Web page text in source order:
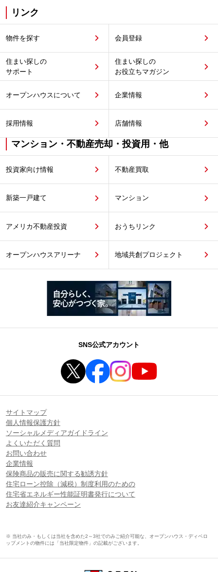
リンク
物件を探す 会員登録
住まい探しの
サポート
住まい探しの
お役立ちマガジン
オープンハウスについて 企業情報
採用情報 店舗情報
マンション・不動産売却・投資用・他
投資家向け情報 不動産買取
新築一戸建て マンション
アメリカ不動産投資 おうちリンク
オープンハウスアリーナ 地域共創プロジェクト
SNS公式アカウント
サイトマップ
個人情報保護方針
ソーシャルメディアガイドライン
よくいただく質問
お問い合わせ
企業情報
保険商品の販売に関する勧誘方針
住宅ローン控除（減税）制度利用のための
住宅省エネルギー性能証明書発行について
お友達紹介キャンペーン
※ 当社のみ・もしくは当社を含めた2～3社でのみご紹介可能な、オープンハウス・ディベロ
ップメントの物件には「当社限定物件」の記載がございます。